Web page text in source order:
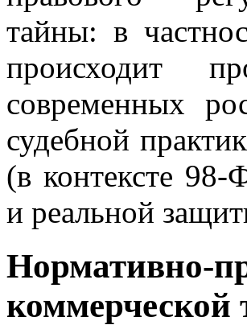
тайны: в
происходит
современных
судебной
(в контексте 98-
и реальной
Нормативно-
коммерческой